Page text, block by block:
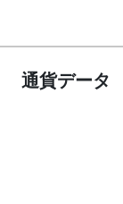
通貨データ